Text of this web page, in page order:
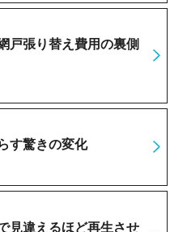
戸張り替え費用の裏側
す驚きの変化
見違えるほど再生させ